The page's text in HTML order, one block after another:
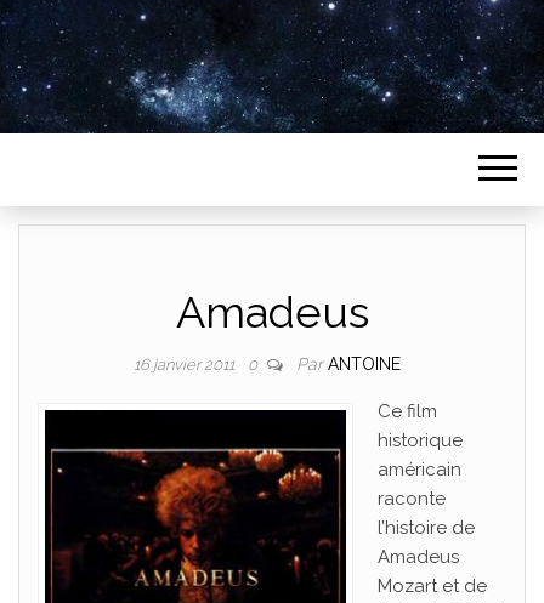
Amadeus
16 janvier 2011 0 ParANTOINE
Ce film
historique
américain
raconte
l’histoire de
Amadeus
Mozart et de